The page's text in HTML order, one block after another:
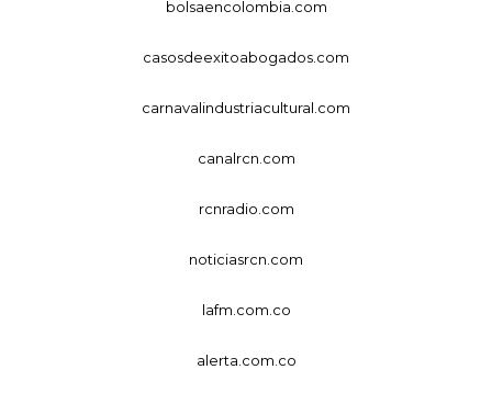
bolsaencolombia.com
casosdeexitoabogados.com
carnavalindustriacultural.com
canalrcn.com
rcnradio.com
noticiasrcn.com
lafm.com.co
alerta.com.co